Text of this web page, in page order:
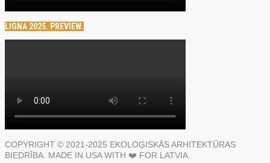
LIGNA 2025. PREVIEW.
COPYRIGHT © 2021-2025 EKOLOĢISKĀS ARHITEKTŪRAS
BIEDRĪBA. MADE IN USA WITH ❤️ FOR LATVIA.